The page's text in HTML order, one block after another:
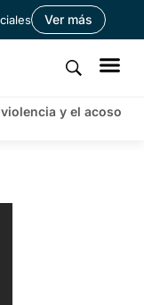
Ver más
violencia y el acoso